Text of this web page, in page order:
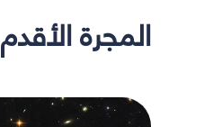
المجرة الأقدم